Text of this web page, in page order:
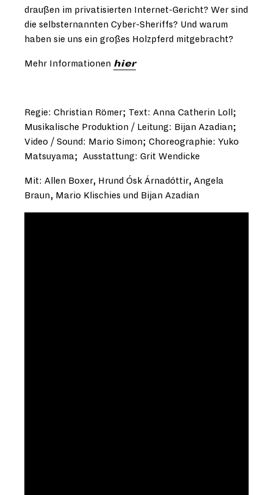
draußen im privatisierten Internet-Gericht? Wer sind
die selbsternannten Cyber-Sheriffs? Und warum
haben sie uns ein großes Holzpferd mitgebracht?
Mehr Informationen hier
Regie: Christian Römer; Text: Anna Catherin Loll;
Musikalische Produktion / Leitung: Bijan Azadian;
Video / Sound: Mario Simon; Choreographie: Yuko
Matsuyama; Ausstattung: Grit Wendicke
Mit: Allen Boxer, Hrund Ósk Árnadóttir, Angela
Braun, Mario Klischies und Bijan Azadian